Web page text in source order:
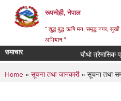
रूपन्देही, नेपाल
" शुद्ध बुद्ध ऋषि मन, समृद्ध नगर, सुखी
अभियान "
समाचार
You are here
Home » सूचना तथा जानकारी» सूचना तथा